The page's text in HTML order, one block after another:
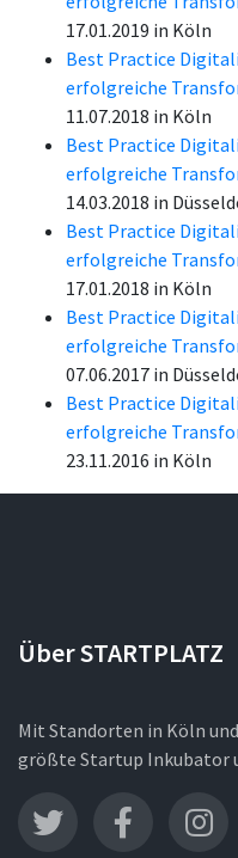
17.01.2019 in Köln
Best Practice
erfolgreiche
11.07.2018 in Köln
Best Practice
erfolgreiche
14.03.2018 in
Best Practice
erfolgreiche
17.01.2018 in Köln
Best Practice
erfolgreiche
07.06.2017 in
Best Practice
erfolgreiche
23.11.2016 in Köln
Über STARTPLATZ
Mit Standorten in Köln
größte Startup Inkubator